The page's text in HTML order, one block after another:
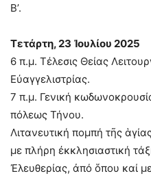
Β’.
Τετάρτη, 23 Ἰουλίου 2025
6 π.μ. Τέλεσις Θείας
Εὐαγγελιστρίας.
7 π.μ. Γενική
πόλεως Τήνου.
Λιτανευτική πομπή τῆς
με πλήρη ἐκκλησιαστική
Ἐλευθερίας, ἀπό ὅπου καί